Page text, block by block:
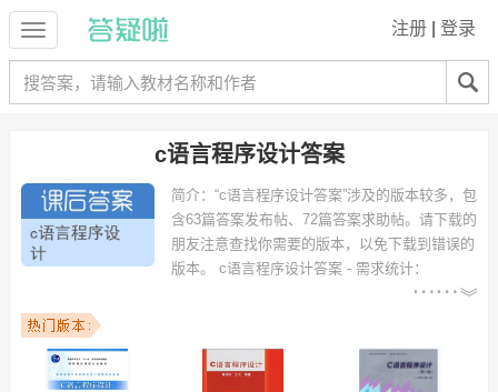
注册 登录
c语言程序设计答案
简介： “c语言程序设计答案”涉及的版本较多，包
含63篇答案发布帖、72篇答案求助帖。请下载的
朋友注意查找你需要的版本，以免下载到错误的
版本。
c语言程序设计答案 - 需求统计：
：计算机科学与技术、电子信息
工程、电气工程及其自动化、通信工程、机械设计制造及其自动化、软
件工程、土木工程、信息管理与信息系统、数学与应用数学、电子信息
科学与技术 等专业。